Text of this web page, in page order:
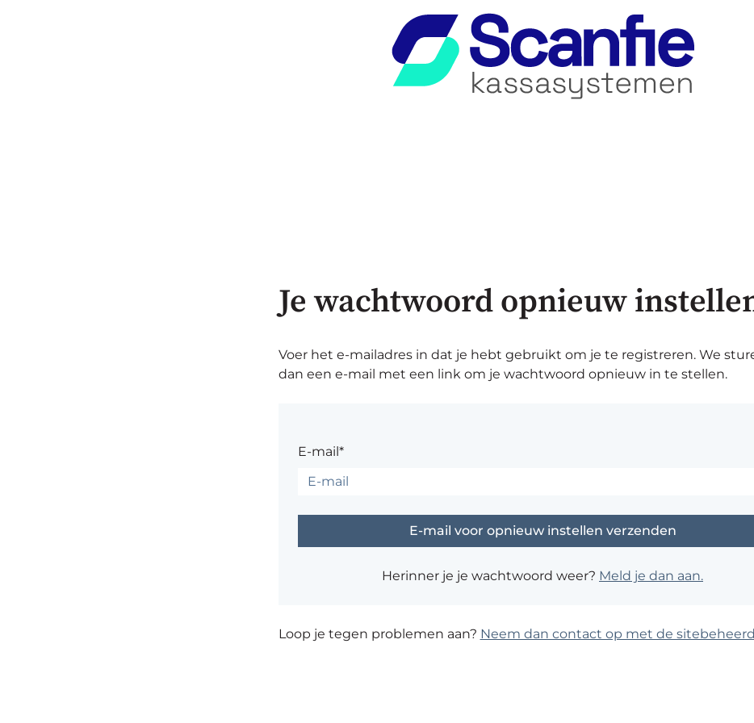
Je wachtwoord opnieuw
Voer het e-mailadres in dat je hebt gebruikt om je te registreren. We
dan een e-mail met een link om je wachtwoord opnieuw in te stellen.
E-mail*
Herinner je je wachtwoord weer? Meld je dan aan.
Loop je tegen problemen aan? Neem dan contact op met de